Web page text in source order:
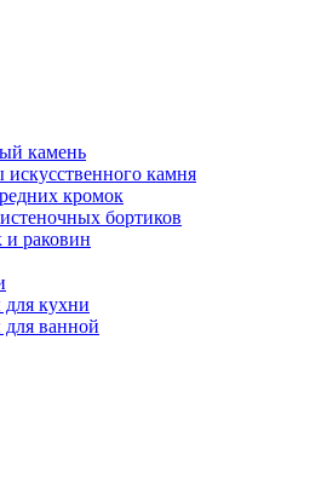
камень
камня
кромок
бортиков
и раковин
кухни
ванной